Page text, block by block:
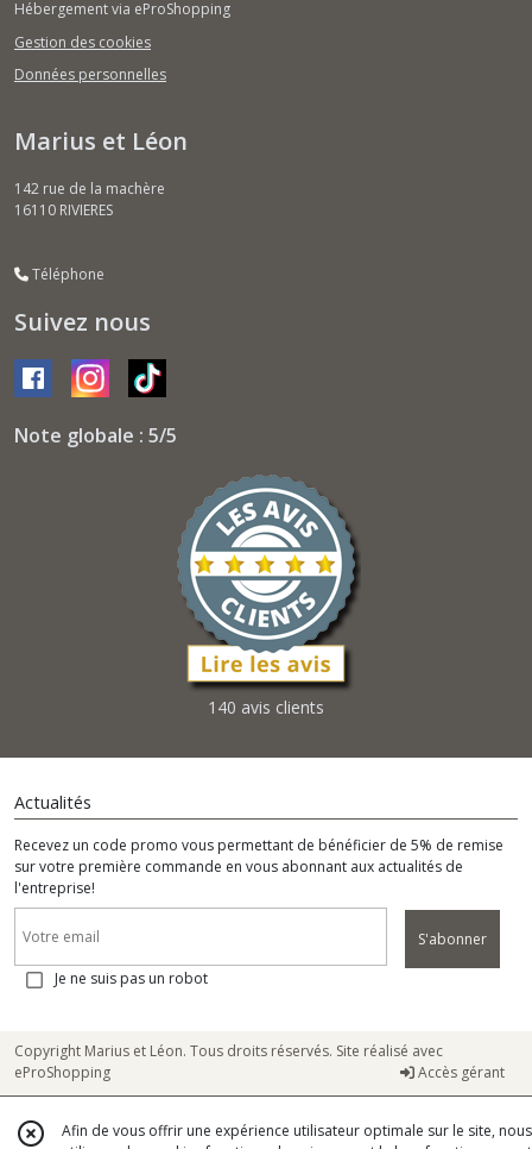
Hébergement via eProShopping
Gestion des cookies
Données personnelles
Marius et Léon
142 rue de la machère
16110 RIVIERES
Téléphone
Suivez nous
Note globale : 5/5
140 avis clients
Actualités
Recevez un code promo vous permettant de bénéficier de 5% de remise
sur votre première commande en vous abonnant aux actualités de
l'entreprise!
S'abonner
Je ne suis pas un robot
Copyright Marius et Léon. Tous droits réservés. Site réalisé avec
eProShopping
Accès gérant
Afin de vous offrir une expérience utilisateur optimale sur le site, nous